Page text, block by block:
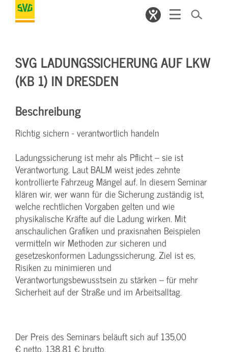
SVG LADUNGSSICHERUNG AUF LKW
(KB 1) IN DRESDEN
Beschreibung
Richtig sichern - verantwortlich handeln
Ladungssicherung ist mehr als Pflicht – sie ist
Verantwortung. Laut BALM weist jedes zehnte
kontrollierte Fahrzeug Mängel auf. In diesem Seminar
klären wir, wer wann für die Sicherung zuständig ist,
welche rechtlichen Vorgaben gelten und wie
physikalische Kräfte auf die Ladung wirken. Mit
anschaulichen Grafiken und praxisnahen Beispielen
vermitteln wir Methoden zur sicheren und
gesetzeskonformen Ladungssicherung. Ziel ist es,
Risiken zu minimieren und
Verantwortungsbewusstsein zu stärken – für mehr
Sicherheit auf der Straße und im Arbeitsalltag.
Der Preis des Seminars beläuft sich auf 135,00
€ netto, 138,81 € brutto.